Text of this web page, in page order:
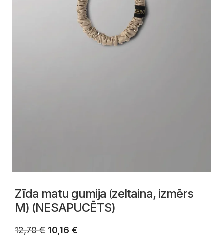
Zīda matu gumija (zeltaina, izmērs
M) (NESAPUCĒTS)
12,70€ 10,16 €